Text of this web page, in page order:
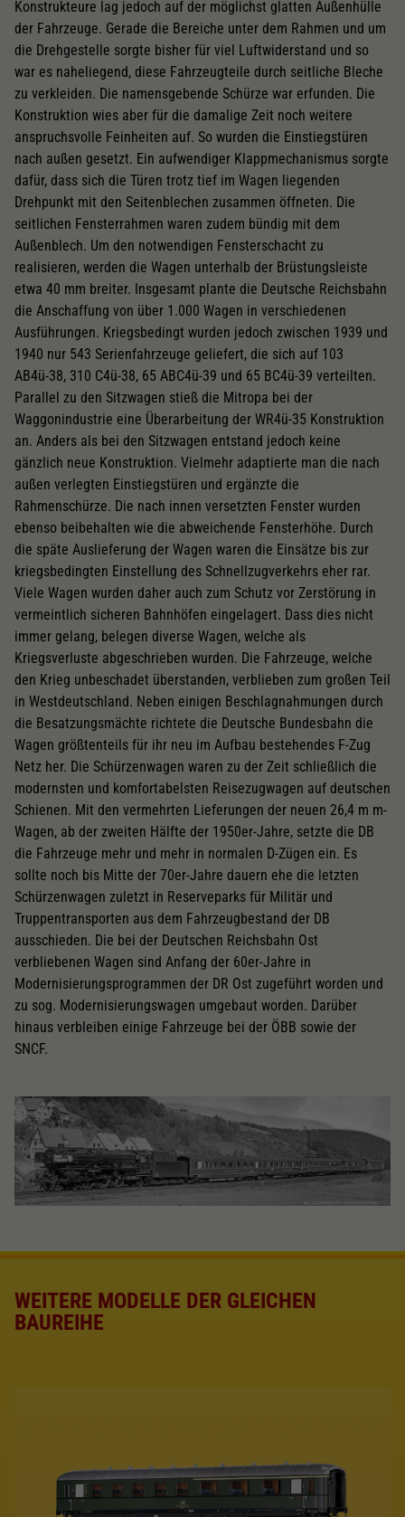
Konstrukteure lag jedoch auf der möglichst glatten Außenhülle
der Fahrzeuge. Gerade die Bereiche unter dem Rahmen und um
die Drehgestelle sorgte bisher für viel Luftwiderstand und so
war es naheliegend, diese Fahrzeugteile durch seitliche Bleche
zu verkleiden. Die namensgebende Schürze war erfunden. Die
Konstruktion wies aber für die damalige Zeit noch weitere
anspruchsvolle Feinheiten auf. So wurden die Einstiegstüren
nach außen gesetzt. Ein aufwendiger Klappmechanismus sorgte
dafür, dass sich die Türen trotz tief im Wagen liegenden
Drehpunkt mit den Seitenblechen zusammen öffneten. Die
seitlichen Fensterrahmen waren zudem bündig mit dem
Außenblech. Um den notwendigen Fensterschacht zu
realisieren, werden die Wagen unterhalb der Brüstungsleiste
etwa 40 mm breiter. Insgesamt plante die Deutsche Reichsbahn
die Anschaffung von über 1.000 Wagen in verschiedenen
Ausführungen. Kriegsbedingt wurden jedoch zwischen 1939 und
1940 nur 543 Serienfahrzeuge geliefert, die sich auf 103
AB4ü-38, 310 C4ü-38, 65 ABC4ü-39 und 65 BC4ü-39 verteilten.
Parallel zu den Sitzwagen stieß die Mitropa bei der
Waggonindustrie eine Überarbeitung der WR4ü-35 Konstruktion
an. Anders als bei den Sitzwagen entstand jedoch keine
gänzlich neue Konstruktion. Vielmehr adaptierte man die nach
außen verlegten Einstiegstüren und ergänzte die
Rahmenschürze. Die nach innen versetzten Fenster wurden
ebenso beibehalten wie die abweichende Fensterhöhe. Durch
die späte Auslieferung der Wagen waren die Einsätze bis zur
kriegsbedingten Einstellung des Schnellzugverkehrs eher rar.
Viele Wagen wurden daher auch zum Schutz vor Zerstörung in
vermeintlich sicheren Bahnhöfen eingelagert. Dass dies nicht
immer gelang, belegen diverse Wagen, welche als
Kriegsverluste abgeschrieben wurden. Die Fahrzeuge, welche
den Krieg unbeschadet überstanden, verblieben zum großen Teil
in Westdeutschland. Neben einigen Beschlagnahmungen durch
die Besatzungsmächte richtete die Deutsche Bundesbahn die
Wagen größtenteils für ihr neu im Aufbau bestehendes F-Zug
Netz her. Die Schürzenwagen waren zu der Zeit schließlich die
modernsten und komfortabelsten Reisezugwagen auf deutschen
Schienen. Mit den vermehrten Lieferungen der neuen 26,4 m m-
Wagen, ab der zweiten Hälfte der 1950er-Jahre, setzte die DB
die Fahrzeuge mehr und mehr in normalen D-Zügen ein. Es
sollte noch bis Mitte der 70er-Jahre dauern ehe die letzten
Schürzenwagen zuletzt in Reserveparks für Militär und
Truppentransporten aus dem Fahrzeugbestand der DB
ausschieden. Die bei der Deutschen Reichsbahn Ost
verbliebenen Wagen sind Anfang der 60er-Jahre in
Modernisierungsprogrammen der DR Ost zugeführt worden und
zu sog. Modernisierungswagen umgebaut worden. Darüber
hinaus verbleiben einige Fahrzeuge bei der ÖBB sowie der
SNCF.
WEITERE MODELLE DER GLEICHEN
BAUREIHE